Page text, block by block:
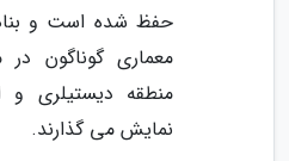
حفظ شده است و
معماری گوناگون در
منطقه دیستیلری
نمایش می گذارند.